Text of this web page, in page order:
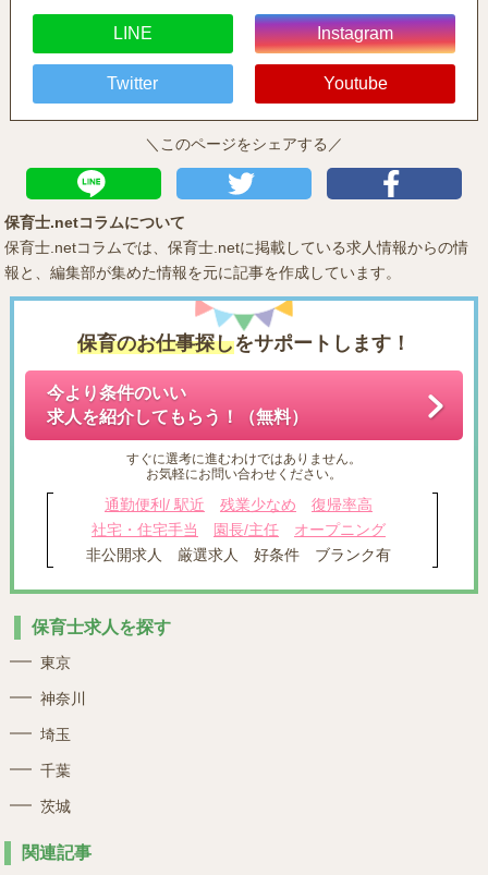
LINE Instagram
Twitter Youtube
＼このページをシェアする／
保育士.netコラムについて
保育士.netコラムでは、保育士.netに掲載している求人情報からの情
報と、編集部が集めた情報を元に記事を作成しています。
保育のお仕事探しをサポートします！
今より条件のいい
求人を紹介してもらう！（無料）
すぐに選考に進むわけではありません。
お気軽にお問い合わせください。
通勤便利/ 駅近 残業少なめ
復帰率高
社宅・住宅手当
園長/主任
オープニング
非公開求人
厳選求人 好条件 ブランク有
保育士求人を探す
東京
神奈川
埼玉
千葉
茨城
関連記事